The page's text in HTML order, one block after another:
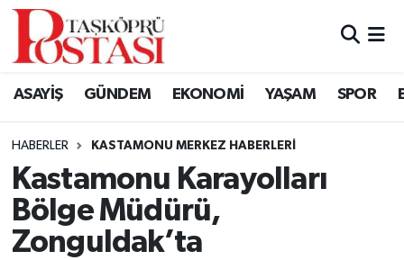
ASAYİŞ GÜNDEM EKONOMİ YAŞAM SPOR
HABERLER KASTAMONU MERKEZ HABERLERI
Kastamonu Karayolları
Bölge Müdürü,
Zonguldak’ta
Kastamonu Vefat Edenler
Araç Haberleri
Azdavay Haberleri